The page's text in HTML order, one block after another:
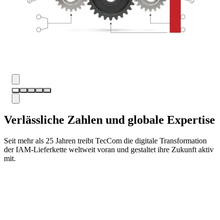
Verlässliche Zahlen und globale Expertise
Seit mehr als 25 Jahren treibt TecCom die digitale Transformation
der IAM-Lieferkette weltweit voran und gestaltet ihre Zukunft aktiv
mit.